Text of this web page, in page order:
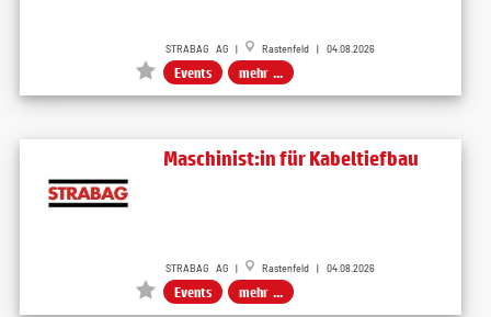
STRABAG AG | Rastenfeld | 04.08.2026
Events mehr ...
Maschinist:in für Kabeltiefbau
STRABAG AG | Rastenfeld | 04.08.2026
Events mehr ...